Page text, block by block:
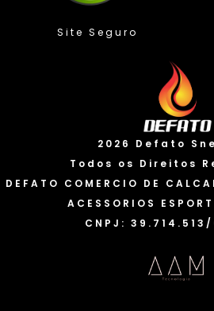
Valorizamos sua privacidade
Usamos cookies para melhorar
continuar a usar nosso site, você
em nossa “Política de
preferências a qualquer momento.
Personalizar
2026 Defato
Todos os Direitos
DEFATO COMERCIO DE
ACESSORIOS
CNPJ: